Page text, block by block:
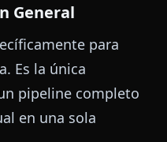
General
para
Es la única
pipeline completo
en una sola